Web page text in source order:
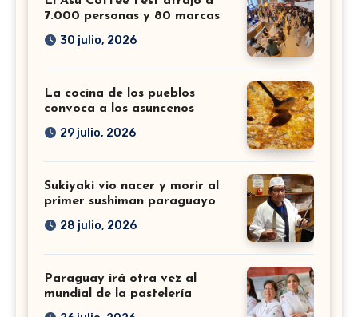
7.000 personas y 80 marcas
30 julio, 2026
La cocina de los pueblos
convoca a los asuncenos
29 julio, 2026
Sukiyaki vio nacer y morir al
primer sushiman paraguayo
28 julio, 2026
Paraguay irá otra vez al
mundial de la pastelería